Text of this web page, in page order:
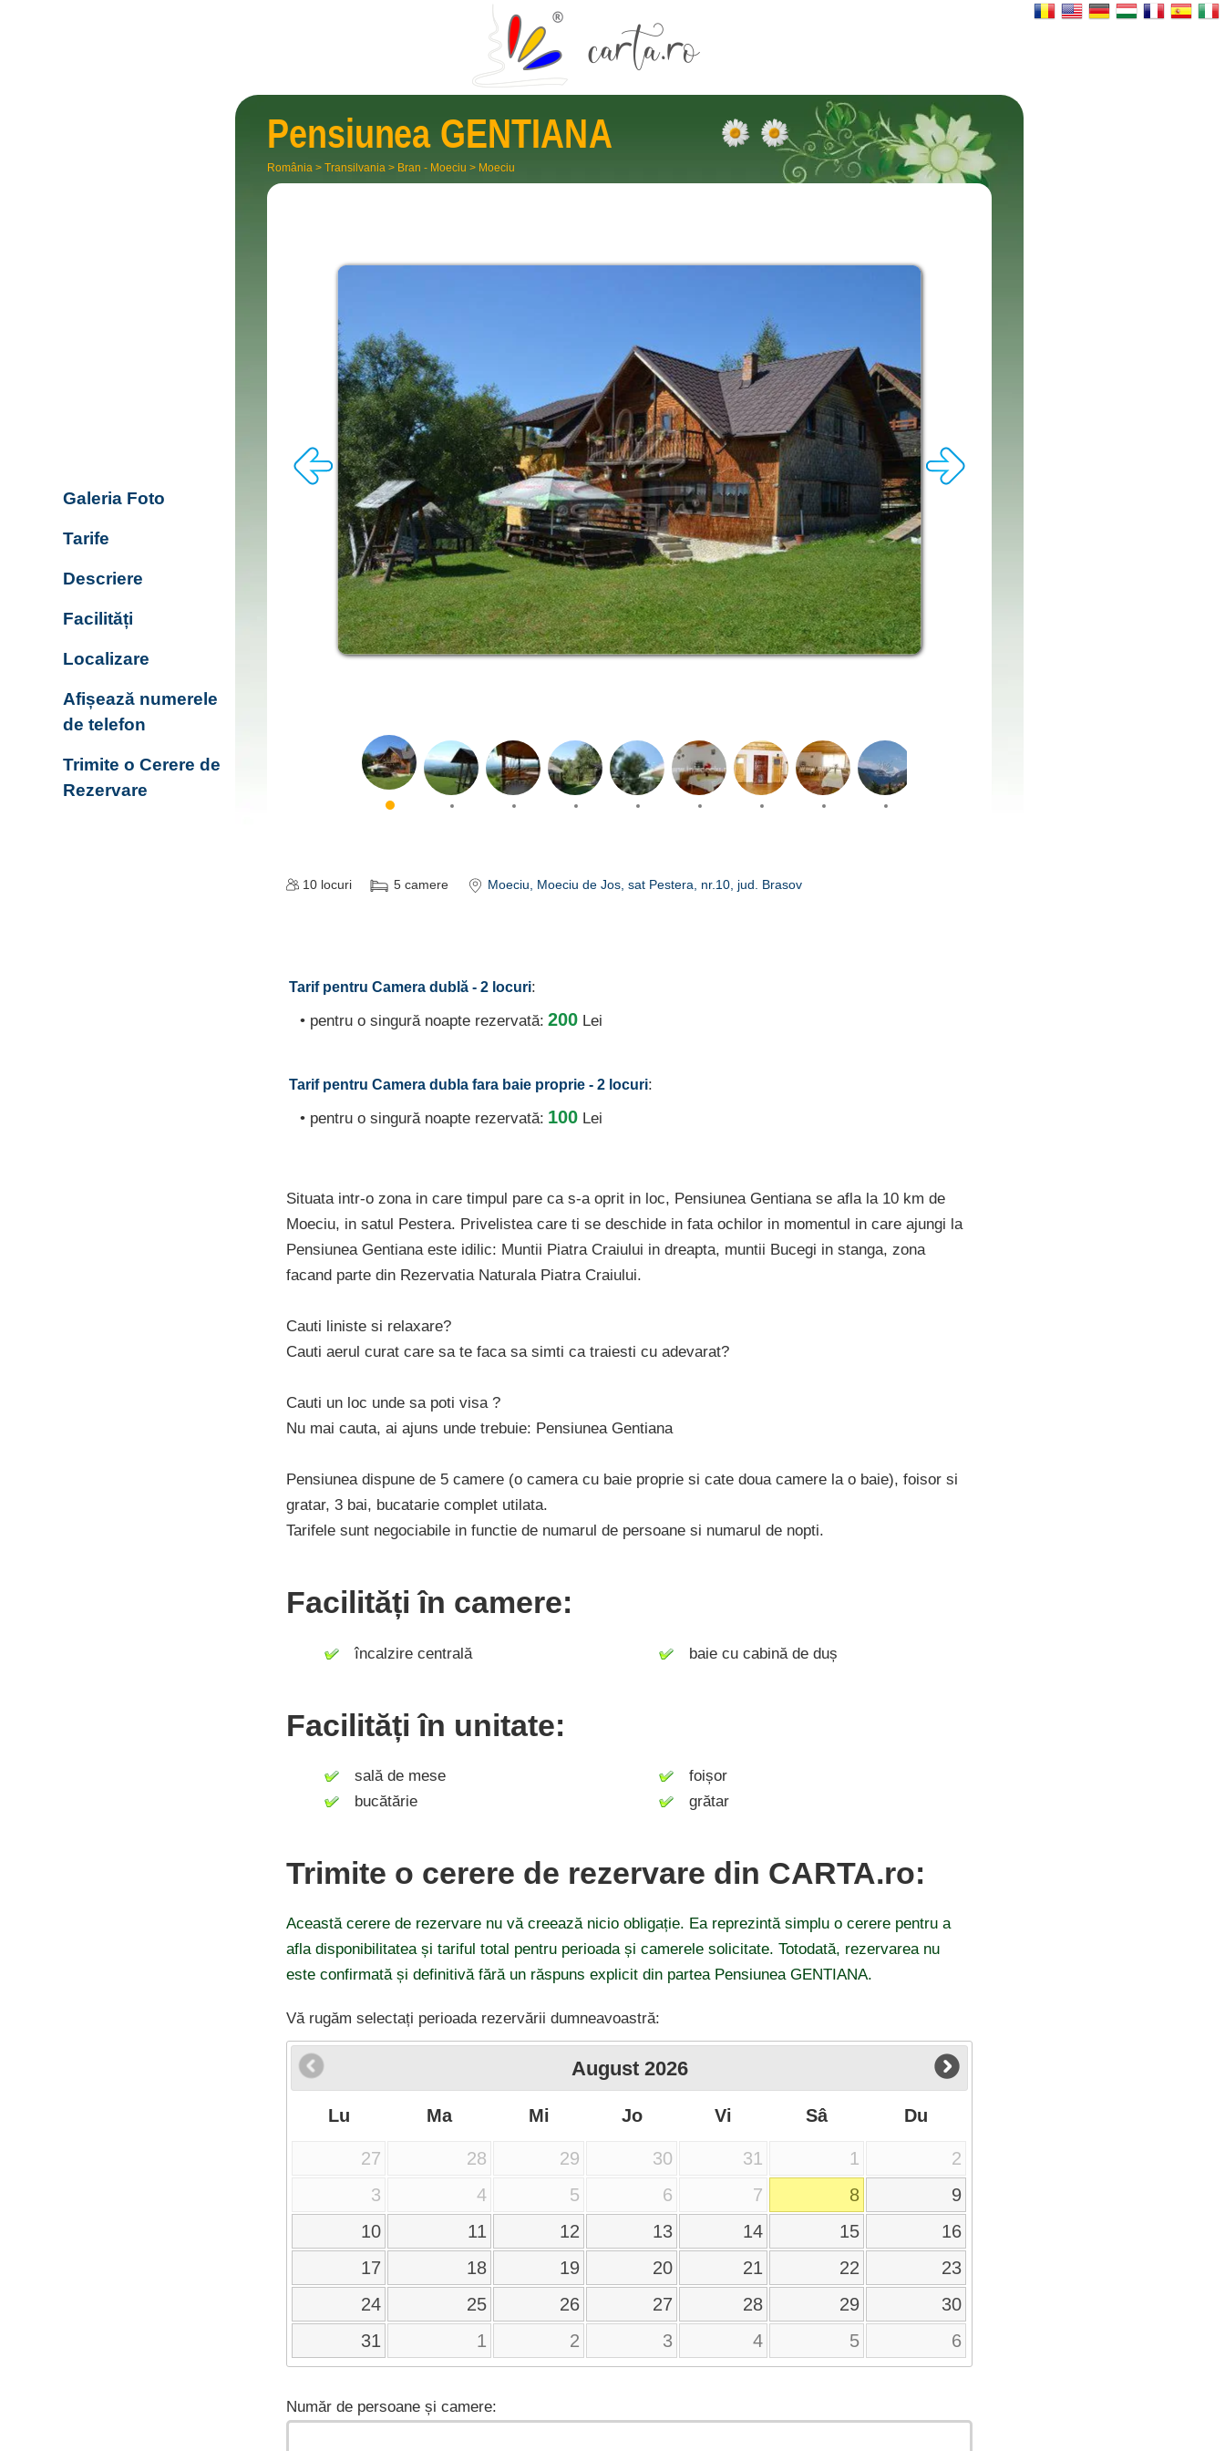
Pensiunea GENTIANA
România > Transilvania > Bran - Moeciu > Moeciu
10 locuri 5 camere Moeciu, Moeciu de Jos, sat Pestera, nr.10, jud. Brasov
Tarif pentru Camera dublă - 2 locuri:
• pentru o singură noapte rezervată: 200 Lei
Tarif pentru Camera dubla fara baie proprie - 2 locuri:
• pentru o singură noapte rezervată: 100 Lei
Situata intr-o zona in care timpul pare ca s-a oprit in loc, Pensiunea Gentiana se afla la 10 km de
Moeciu, in satul Pestera. Privelistea care ti se deschide in fata ochilor in momentul in care ajungi la
Pensiunea Gentiana este idilic: Muntii Piatra Craiului in dreapta, muntii Bucegi in stanga, zona
facand parte din Rezervatia Naturala Piatra Craiului.
Cauti liniste si relaxare?
Cauti aerul curat care sa te faca sa simti ca traiesti cu adevarat?
Cauti un loc unde sa poti visa ?
Nu mai cauta, ai ajuns unde trebuie: Pensiunea Gentiana
Pensiunea dispune de 5 camere (o camera cu baie proprie si cate doua camere la o baie), foisor si
gratar, 3 bai, bucatarie complet utilata.
Tarifele sunt negociabile in functie de numarul de persoane si numarul de nopti.
Facilități în camere:
încalzire centrală baie cu cabină de duș
Facilități în unitate:
sală de mese
bucătărie
foișor
grătar
Trimite o cerere de rezervare din CARTA.ro:
Această cerere de rezervare nu vă creează nicio obligație. Ea reprezintă simplu o cerere pentru a
afla disponibilitatea și tariful total pentru perioada și camerele solicitate. Totodată, rezervarea nu
este confirmată și definitivă fără un răspuns explicit din partea Pensiunea GENTIANA.
Vă rugăm selectați perioada rezervării dumneavoastră:
August 2026
Lu Ma Mi Jo Vi Sâ Du
27 28 29 30 31 1
2
3
4 5 6 7 8
9
10
11 12 13 14 15
16
17
18 19 20 21 22
23
24
25 26 27 28 29
30
31
1 2 3 4 5 6
Număr de persoane și camere:
Galeria Foto
Tarife
Descriere
Facilități
Localizare
Afișează numerele
de telefon
Trimite o Cerere de
Rezervare